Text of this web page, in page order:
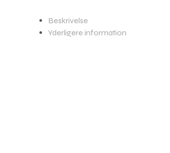
Beskrivelse
Yderligere information